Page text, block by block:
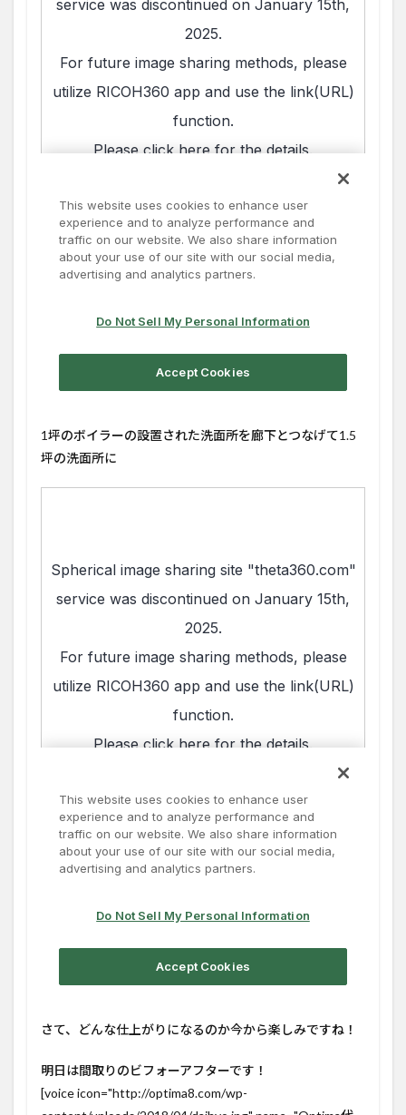
1坪のボイラーの設置された洗面所を廊下とつなげて1.5
坪の洗面所に
さて、どんな仕上がりになるのか今から楽しみですね！
明日は間取りのビフォーアフターです！
[voice icon="http://optima8.com/wp-